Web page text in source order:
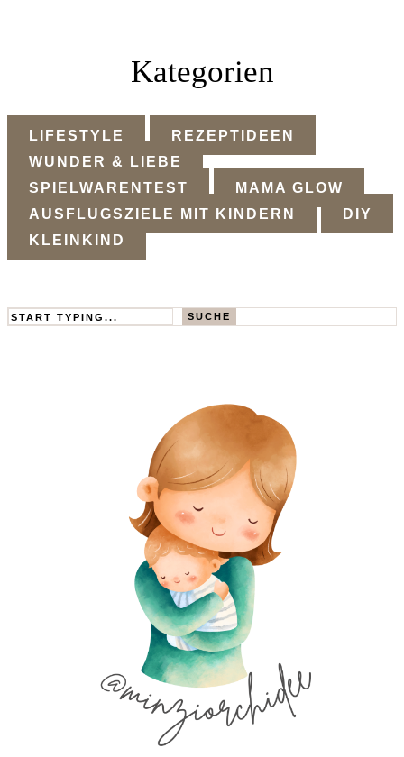
Kategorien
LIFESTYLE
REZEPTIDEEN
WUNDER & LIEBE
SPIELWARENTEST
MAMA GLOW
AUSFLUGSZIELE MIT KINDERN
DIY
KLEINKIND
Search SUCHE